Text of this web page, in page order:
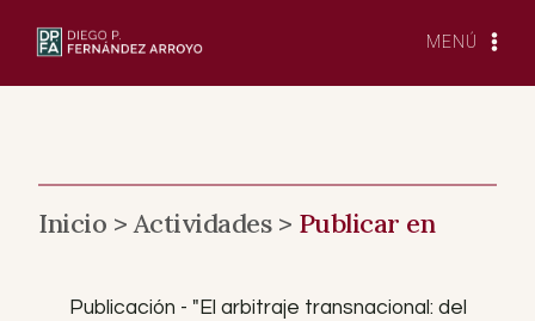
MENÚ
Inicio >Actividades > Publicar en
Publicación - "El arbitraje transnacional: del